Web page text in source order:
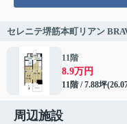
セレニテ堺筋本町リアン
11階
8.9万円
11階 / 7.88坪
周辺施設